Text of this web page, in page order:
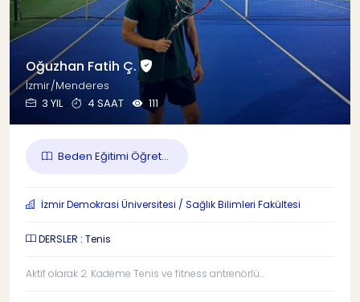
Oğuzhan Fatih Ç.
İzmir/Menderes
3 YIL
4 SAAT 111
Beden Eğitimi Öğret...
İzmir Demokrasi Üniversitesi / Sağlık Bilimleri Fakültesi
DERSLER : Tenis
Aktif olarak 2. Kademe Tenis ve fitness antrenörlü...